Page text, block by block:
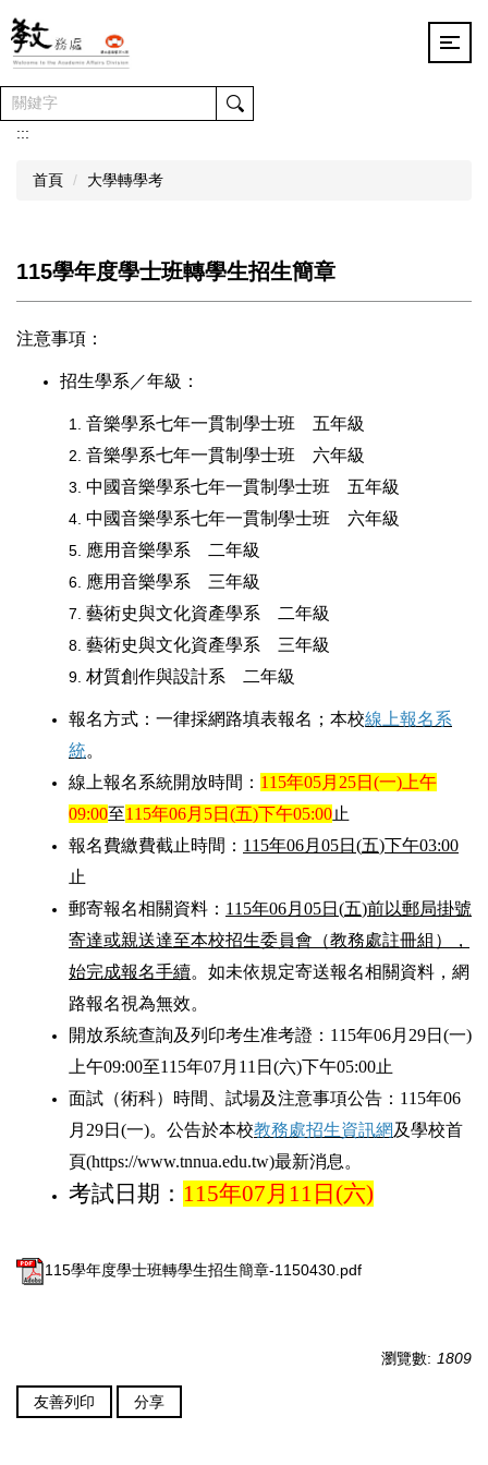
跳
到
主
要
內
容
:::
首頁 大學轉學考
115學年度學士班轉學生招生簡章
注意事項：
招生學系 ／年級：
音樂學系七年一貫制學士班 五年級
音樂學系七年一貫制學士班 六年級
中國音樂學系七年一貫制學士班 五年級
中國音樂學系七年一貫制學士班 六年級
應用音樂學系 二年級
應用音樂學系 三年級
藝術史與文化資產學系 二年級
藝術史與文化資產學系 三年級
材質創作與設計系 二年級
報名方式：一律採網路填表報名；本校線上報名系
統。
線上報名系統開放時間： 115年05月 25日 (一) 上午
09:00至115年06月 5日 (五)下午05:00止
報名費繳費截止時間： 115年06月 05日 (五)下午03:00
止
郵寄報名相關資料： 115年06月 05日 (五)前以郵局掛號
寄達或親送達至本校招生委員會（教務處註冊組），
始完成報名手續。如未依規定寄送報名相關資料，網
路報名視為無效。
開放系統查詢及列印考生准考證： 115年06月 29日 (一)
上午09:00至115年07月 11 日 (六)下午05:00止
面試（術科）時間、試場及注意事項公告： 115年06
月 29日 (一)。公告於本校教務處招生資訊網 及學校首
頁(https://www.tnnua.edu.tw)最新消息。
考試日期： 115年07月 11 日 (六)
115學年度學士班轉學生招生簡章-1150430.pdf
瀏覽數: 1809
友善列印 分享